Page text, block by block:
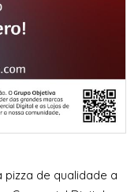
de qualidade a